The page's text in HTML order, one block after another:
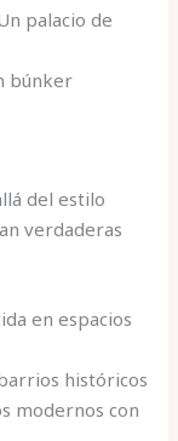
palacio de
búnker
del estilo
verdaderas
en espacios
históricos
modernos con